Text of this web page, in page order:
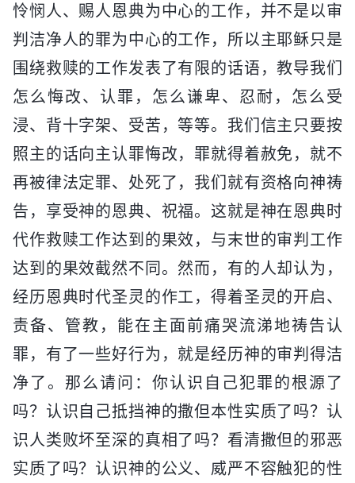
怜悯人、赐人恩典为中心的工作，并不是以审
判洁净人的罪为中心的工作，所以主耶稣只是
围绕救赎的工作发表了有限的话语，教导我们
怎么悔改、认罪，怎么谦卑、忍耐，怎么受
浸、背十字架、受苦，等等。我们信主只要按
照主的话向主认罪悔改，罪就得着赦免，就不
再被律法定罪、处死了，我们就有资格向神祷
告，享受神的恩典、祝福。这就是神在恩典时
代作救赎工作达到的果效，与末世的审判工作
达到的果效截然不同。然而，有的人却认为，
经历恩典时代圣灵的作工，得着圣灵的开启、
责备、管教，能在主面前痛哭流涕地祷告认
罪，有了一些好行为，就是经历神的审判得洁
净了。那么请问：你认识自己犯罪的根源了
吗？认识自己抵挡神的撒但本性实质了吗？认
识人类败坏至深的真相了吗？看清撒但的邪恶
实质了吗？认识神的公义、威严不容触犯的性